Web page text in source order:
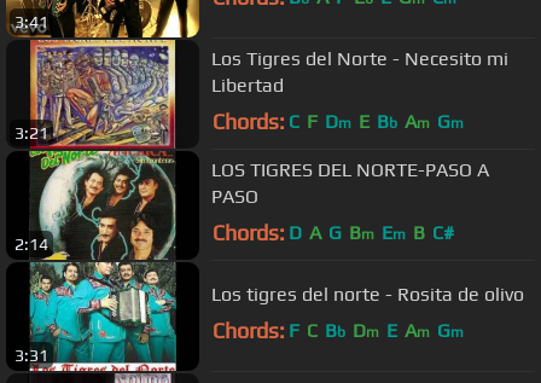
3:41
3:21
Los Tigres del Norte - Necesito mi
Libertad
Chords: C F Dm E Bb Am Gm
2:14
LOS TIGRES DEL NORTE-PASO A
PASO
Chords: D A G Bm Em B C#
3:31
Los tigres del norte - Rosita de olivo
Chords: F C Bb Dm E Am Gm